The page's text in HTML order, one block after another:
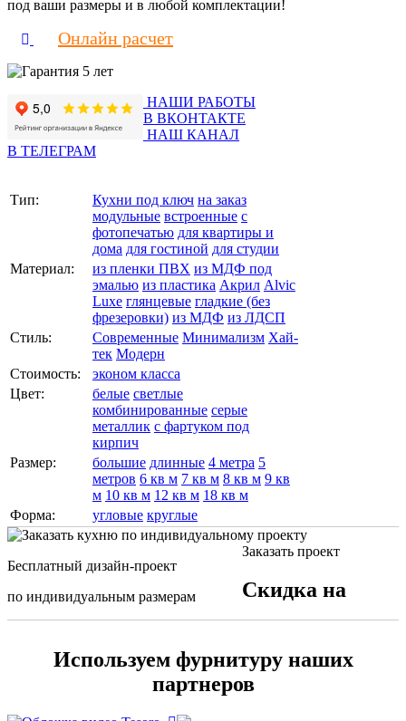
под ваши размеры и в любой комплектации!
Онлайн расчет
НАШИ РАБОТЫ
В ВКОНТАКТЕ
НАШ КАНАЛ
В ТЕЛЕГРАМ
Тип: Кухни под ключ на заказ
модульные встроенные с
фотопечатью для квартиры и
дома для гостиной для студии
Материал:
из пленки ПВХ из МДФ под
эмалью из пластика Акрил Alvic
Luxe глянцевые гладкие (без
фрезеровки) из МДФ из ЛДСП
Стиль:
Современные Минимализм Хай-
тек Модерн
Стоимость:
эконом класса
Цвет:
белые светлые
комбинированные серые
металлик с фартуком под
кирпич
Размер:
большие длинные 4 метра 5
метров 6 кв м 7 кв м 8 кв м 9 кв
м 10 кв м 12 кв м 18 кв м
Форма:
угловые круглые
Бесплатный дизайн-проект
по индивидуальным размерам
Заказать проект
Используем фурнитуру наших
партнеров
Скидка на